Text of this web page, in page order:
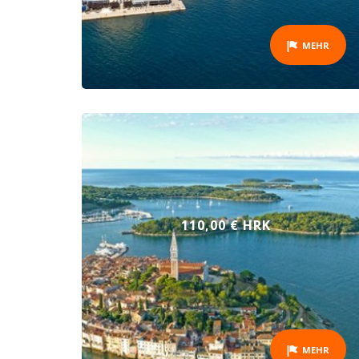
MEHR
110,00 € HRK
MEHR